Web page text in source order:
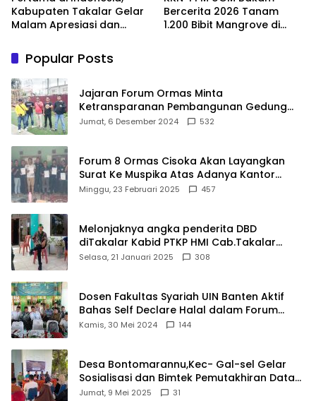
Kabupaten Takalar Gelar
Malam Apresiasi dan
Panggung Penghargaan
bagi Pelayan Publik
Berprestasi
Bercerita 2026 Tanam
1.200 Bibit Mangrove di
Popular Posts
Jajaran Forum Ormas Minta
Ketransparanan Pembangunan Gedung
Damkar Di Kecamatan Cisoka
Jumat, 6 Desember 2024 532
Forum 8 Ormas Cisoka Akan Layangkan
Surat Ke Muspika Atas Adanya Kantor
Matel di Cisoka
Minggu, 23 Februari 2025 457
Melonjaknya angka penderita DBD
diTakalar Kabid PTKP HMI Cab.Takalar
angkat bicara
Selasa, 21 Januari 2025 308
Dosen Fakultas Syariah UIN Banten Aktif
Bahas Self Declare Halal dalam Forum
Ijtima Ulama MUI
Kamis, 30 Mei 2024 144
Desa Bontomarannu,Kec- Gal-sel Gelar
Sosialisasi dan Bimtek Pemutakhiran Data
ID
Jumat, 9 Mei 2025 31